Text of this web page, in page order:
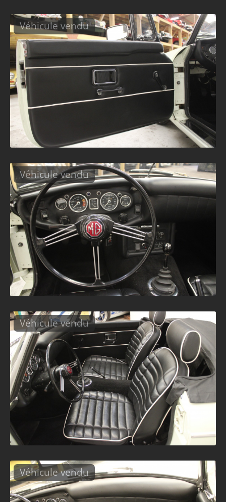
Véhicule vendu
Véhicule vendu
Véhicule vendu
Véhicule vendu